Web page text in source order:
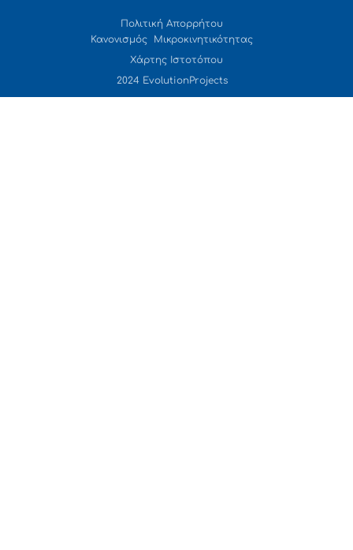
Πολιτική Απορρήτου
Κανονισμός Μικροκινητικότητας
Χάρτης Ιστοτόπου
2024 EvolutionProjects